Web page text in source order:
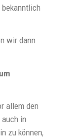
wir dann
allem den
in
zu können,